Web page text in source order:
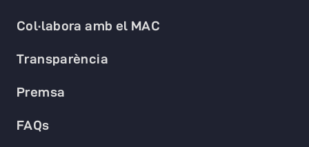
Col·labora amb el MAC
Transparència
Premsa
FAQs